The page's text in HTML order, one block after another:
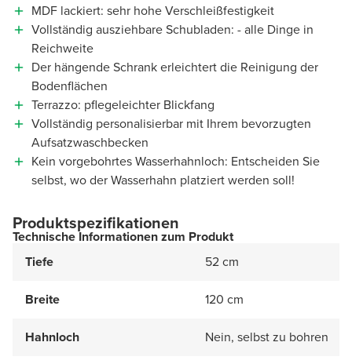
MDF lackiert: sehr hohe Verschleißfestigkeit
Vollständig ausziehbare Schubladen: - alle Dinge in
Reichweite
Der hängende Schrank erleichtert die Reinigung der
Bodenflächen
Terrazzo: pflegeleichter Blickfang
Vollständig personalisierbar mit Ihrem bevorzugten
Aufsatzwaschbecken
Kein vorgebohrtes Wasserhahnloch: Entscheiden Sie
selbst, wo der Wasserhahn platziert werden soll!
Produktspezifikationen
Technische Informationen zum Produkt
Tiefe
52 cm
Breite 120 cm
Hahnloch Nein, selbst zu bohren